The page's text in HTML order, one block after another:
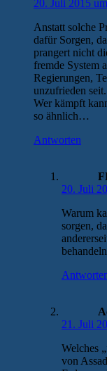
20. Juli 2015
Anstatt solche
dafür Sorgen,
prangert nicht
fremde System
Regierungen,
unzufrieden seit.
Wer kämpft
so ähnlich…
Antworten
20. Juli
Warum
sorgen,
21. Juli
Welches
von